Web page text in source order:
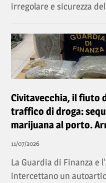
irregolare e sicurezza
Civitavecchia, il fiuto
traffico di droga:
marijuana al porto.
11/07/2026
La Guardia di Finanza e
intercettano un